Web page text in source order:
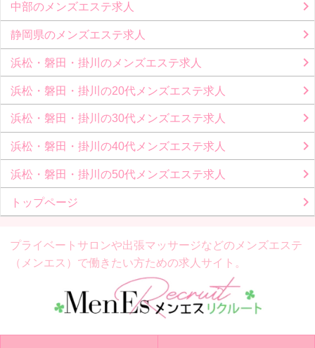
中部のメンズエステ求人
静岡県のメンズエステ求人
浜松・磐田・掛川のメンズエステ求人
浜松・磐田・掛川の20代メンズエステ求人
浜松・磐田・掛川の30代メンズエステ求人
浜松・磐田・掛川の40代メンズエステ求人
浜松・磐田・掛川の50代メンズエステ求人
トップページ
プライベートサロンや出張マッサージなどの メンズエステ
（メンエス）で働きたい方ための求人サイト。